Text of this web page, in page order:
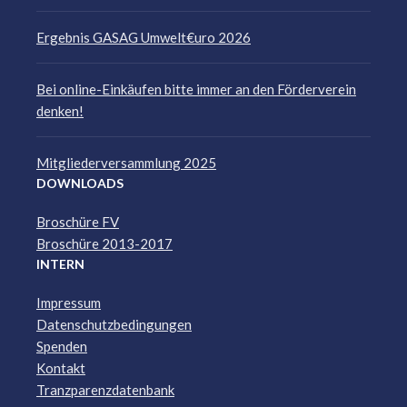
Ergebnis GASAG Umwelt€uro 2026
Bei online-Einkäufen bitte immer an den Förderverein
denken!
Mitgliederversammlung 2025
DOWNLOADS
Broschüre FV
Broschüre 2013-2017
INTERN
Impressum
Datenschutzbedingungen
Spenden
Kontakt
Tranzparenzdatenbank